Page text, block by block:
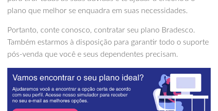
plano que melhor se enquadra em suas necessidades.
Portanto, conte conosco, contratar seu plano Bradesco.
Também estarmos à disposição para garantir todo o suporte
pós-venda que você e seus dependentes precisam.